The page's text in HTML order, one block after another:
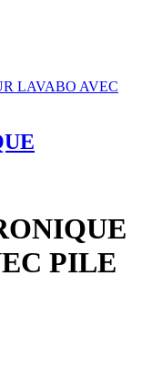
LAVABO AVEC
PILE